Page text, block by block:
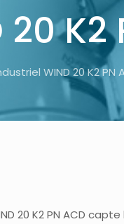
K2
WIND 20 K2 PN
20 K2 PN ACD capte